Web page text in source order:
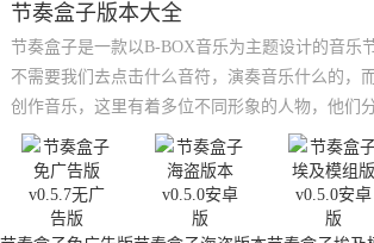
节奏盒子版本大全
节奏盒子是一款以B-BOX音乐为主题设计的音乐
不需要我们去点击什么音符，演奏音乐什么的，
创作音乐，这里有着多位不同形象的人物，他们
并控制每一种音调来组合成音乐，制作出属于自
这里小编为大家带来了节奏盒子版本大全，这里
模组，喜欢音乐的小伙伴千万不要错过。